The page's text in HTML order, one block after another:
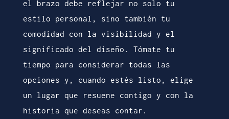
el brazo debe reflejar no solo tu
estilo personal, sino también tu
comodidad con la visibilidad y el
significado del diseño. Tómate tu
tiempo para considerar todas las
opciones y, cuando estés listo, elige
un lugar que resuene contigo y con la
historia que deseas contar.